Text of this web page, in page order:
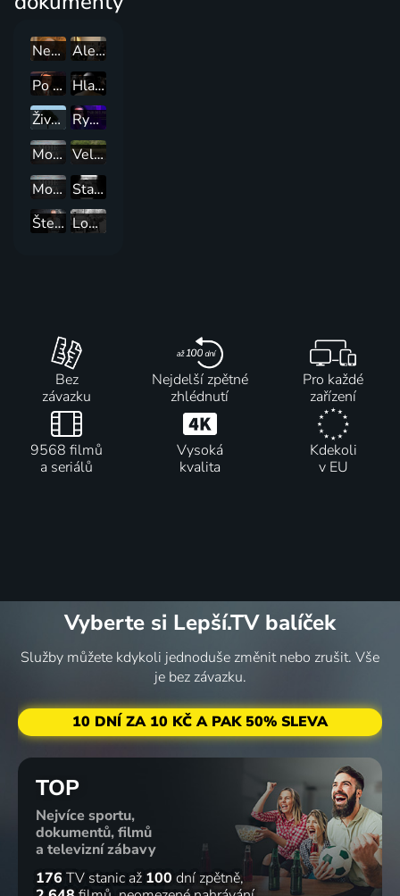
Neobyčejné životy
Alena Vránová - Role mého života
Po stopách hvězd
Hlas domova
Život malířky a grafičky Adrieny Šimotové v pohledu Jaroslava Brabce
Ryan Gosling, jediný a jedinečný
Moje místa: Barbora Poláková
Velké řeky světa - Nil
Moje místa: Osmany Laffita
Stať sa Marilyn
Štefan Margita
Louis de Funes - muž, který prolomil zvukovou bariéru
Bez
závazku
Nejdelší zpětné
zhlédnutí
Pro každé
zařízení
9568 filmů
a seriálů
Vysoká
kvalita
Kdekoli
v EU
Vyberte si Lepší.TV balíček
Služby můžete kdykoli jednoduše změnit nebo zrušit. Vše
je bez závazku.
10 DNÍ ZA 10 KČ A PAK 50% SLEVA
TOP
Nejvíce sportu,
dokumentů, filmů
a televizní zábavy
176 TV stanic až 100 dní zpětně